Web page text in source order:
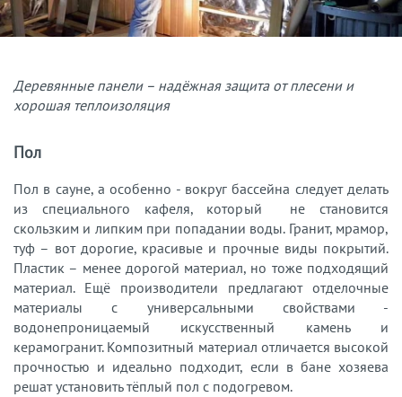
Деревянные панели – надёжная защита от плесени и
хорошая теплоизоляция
Пол
Пол в сауне, а особенно - вокруг бассейна следует делать
из специального кафеля, который не становится
скользким и липким при попадании воды. Гранит, мрамор,
туф – вот дорогие, красивые и прочные виды покрытий.
Пластик – менее дорогой материал, но тоже подходящий
материал. Ещё производители предлагают отделочные
материалы с универсальными свойствами -
водонепроницаемый искусственный камень и
керамогранит. Композитный материал отличается высокой
прочностью и идеально подходит, если в бане хозяева
решат установить тёплый пол с подогревом.